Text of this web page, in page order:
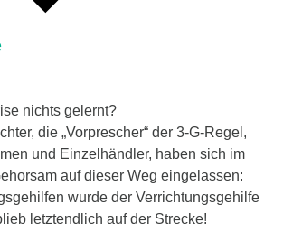
nichts gelernt?
die „Vorprescher“ der 3-G-Regel,
und Einzelhändler, haben sich im
auf dieser Weg eingelassen:
wurde der Verrichtungsgehilfe
letztendlich auf der Strecke!